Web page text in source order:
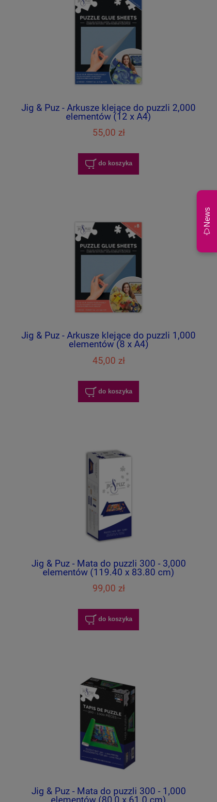
Jig & Puz - Arkusze klejące do puzzli 2,000
elementów (12 x A4)
55,00 zł
do koszyka
Jig & Puz - Arkusze klejące do puzzli 1,000
elementów (8 x A4)
45,00 zł
do koszyka
Jig & Puz - Mata do puzzli 300 - 3,000
elementów (119.40 x 83.80 cm)
99,00 zł
do koszyka
Jig & Puz - Mata do puzzli 300 - 1,000
News